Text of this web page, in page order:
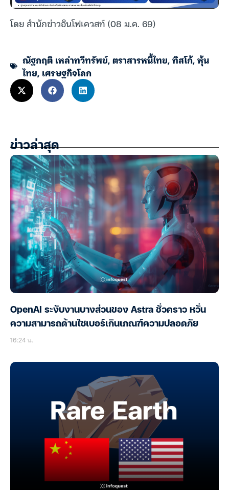
โดย สำนักข่าวอินโฟเควสท์ (08 ม.ค. 69)
ณัฐกฤติ เหล่าทวีทรัพย์,ตราสารหนี้ไทย,ทิสโก้,หุ้น
ไทย, เศรษฐกิจโลก
ข่าวล่าสุด
OpenAI ระงับงานบางส่วนของ Astra ชั่วคราว หวั่น
ความสามารถด้านไซเบอร์เกินเกณฑ์ความปลอดภัย
16:24 น.